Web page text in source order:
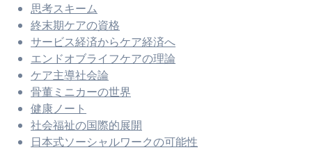
思考スキーム
終末期ケアの資格
サービス経済からケア経済へ
エンドオブライフケアの理論
ケア主導社会論
骨董ミニカーの世界
健康ノート
社会福祉の国際的展開
日本式ソーシャルワークの可能性